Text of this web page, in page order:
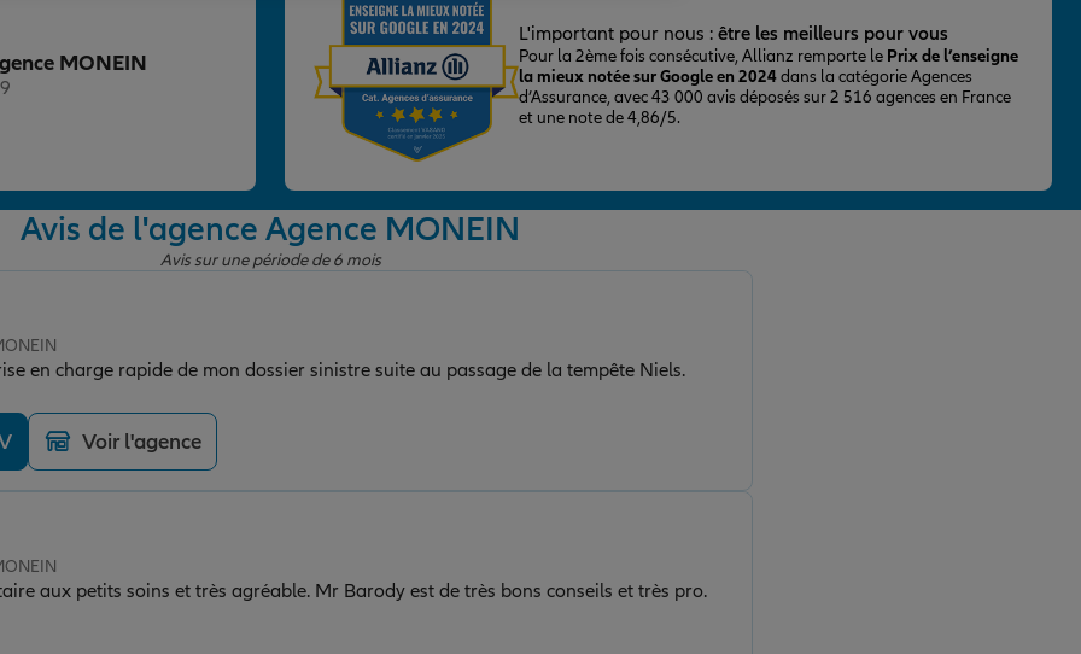
MONEIN
L'important pour nous : être les meilleurs pour vous
Pour la 2ème fois consécutive, Allianz remporte le Prix de l’enseigne
la mieux notée sur Google en 2024dans la catégorie Agences
d’Assurance, avec 43 000 avis déposés sur 2 516 agences en France
et une note de 4,86/5.
Avis de l'agence Agence MONEIN
Avis sur une période de 6 mois
en charge rapide de mon dossier sinistre suite au passage de la tempête Niels.
Voir l'agence
et très agréable. Mr Barody est de très bons conseils et très pro.